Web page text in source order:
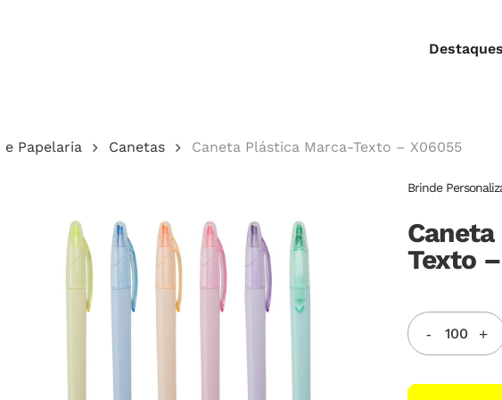
Destaques
Papelaria Canetas Caneta Plástica Marca-Texto – X06055
Brinde
Texto